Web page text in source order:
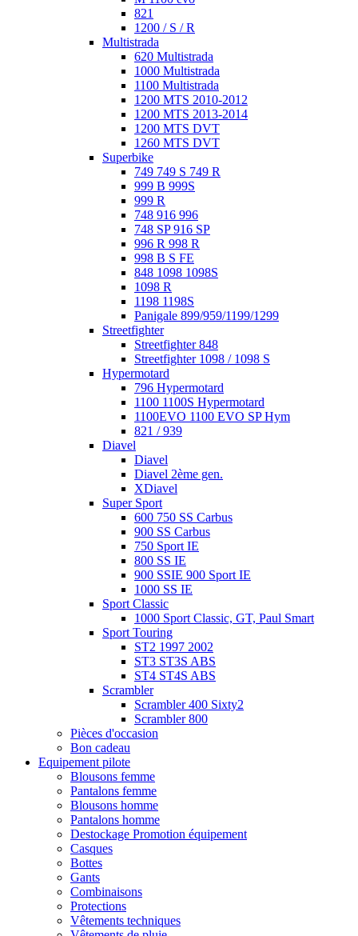
821
1200 / S / R
Multistrada
620 Multistrada
1000 Multistrada
1100 Multistrada
1200 MTS 2010-2012
1200 MTS 2013-2014
1200 MTS DVT
1260 MTS DVT
Superbike
749 749 S 749 R
999 B 999S
999 R
748 916 996
748 SP 916 SP
996 R 998 R
998 B S FE
848 1098 1098S
1098 R
1198 1198S
Panigale 899/959/1199/1299
Streetfighter
Streetfighter 848
Streetfighter 1098 / 1098 S
Hypermotard
796 Hypermotard
1100 1100S Hypermotard
1100EVO 1100 EVO SP Hym
821 / 939
Diavel
Diavel
Diavel 2ème gen.
XDiavel
Super Sport
600 750 SS Carbus
900 SS Carbus
750 Sport IE
800 SS IE
900 SSIE 900 Sport IE
1000 SS IE
Sport Classic
1000 Sport Classic, GT, Paul Smart
Sport Touring
ST2 1997 2002
ST3 ST3S ABS
ST4 ST4S ABS
Scrambler
Scrambler 400 Sixty2
Scrambler 800
Pièces d'occasion
Bon cadeau
Equipement pilote
Blousons femme
Pantalons femme
Blousons homme
Pantalons homme
Destockage Promotion équipement
Casques
Bottes
Gants
Combinaisons
Protections
Vêtements techniques